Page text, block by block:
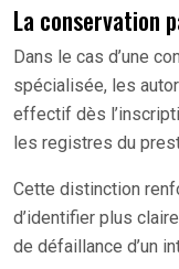
La conservation
Dans le cas d’une
spécialisée, les
effectif dès
les registres du
Cette distinction
d’identifier plus
de défaillance d’un